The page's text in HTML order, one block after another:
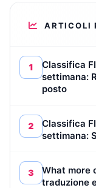
ARTICOLI
1
Classifica
settimana:
posto
2
Classifica
settimana:
3
What more
traduzione